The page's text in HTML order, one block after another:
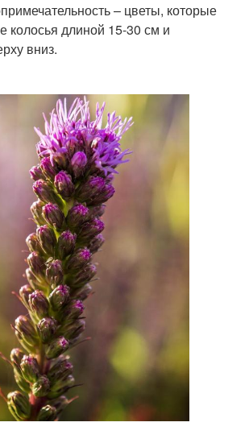
– цветы, которые
колосья длиной 15-30 см и
вниз.